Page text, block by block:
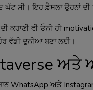
ਘੱਟ ਸੀ। ਇਹ ਫ਼ੈਸਲਾ ਉਹਨਾਂ
ਕਹਾਣੀ ਵੀ ਓਨੀ ਹੀ
ਵੱਡੀ ਦੁਨੀਆ ਬਣਾ ਲਈ।
ਅਤੇ
WhatsApp ਅਤੇ